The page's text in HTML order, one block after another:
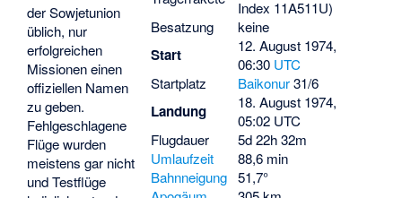
Index 11A511U)
Besatzung
keine
Start
12. August 1974,
06:30 UTC
Startplatz
Baikonur31/6
Landung
18. August 1974,
05:02 UTC
Flugdauer
5d 22h 32m
Umlaufzeit
88,6 min
Bahnneigung 51,7°
der Sowjetunion
üblich, nur
erfolgreichen
Missionen einen
offiziellen Namen
zu geben.
Fehlgeschlagene
Flüge wurden
meistens gar nicht
und Testflüge